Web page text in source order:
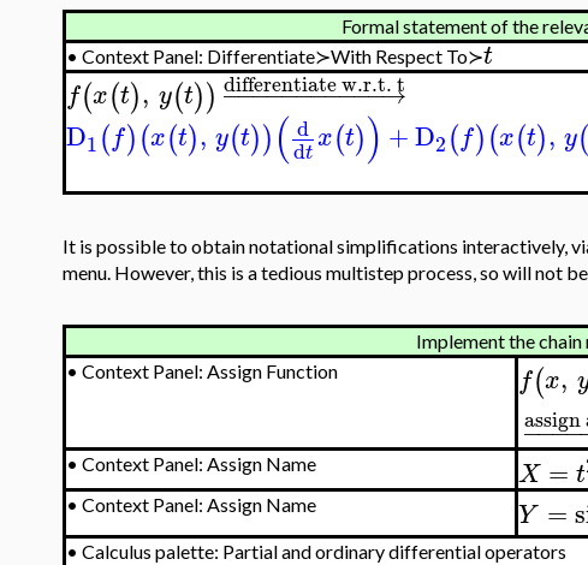
Formal statement of the
• Context Panel: Differentiate≻With Respect To≻t
f(x(t), y(t)) − →
−−−−−−−−−−
differentiate w.r.t. t
D1(f)(x(t), y(t))( d
dtx(t)) +D2(f)(x(t), y
It is possible to obtain notational simplifications interactively,
menu. However, this is a tedious multistep process, so will not
Implement the chain
• Context Panel: Assign Function f(x,
−−−−
• Context Panel: Assign Name X = t
• Context Panel: Assign Name Y =
• Calculus palette: Partial and ordinary differential operators